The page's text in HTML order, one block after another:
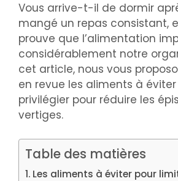
Vous arrive-t-il de dormir
mangé un repas consistant,
prouve que l’alimentation
considérablement notre
cet article, nous vous
en revue les aliments à
privilégier pour réduire les
vertiges.
Table des matières
Les aliments à éviter pour